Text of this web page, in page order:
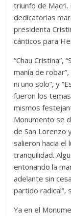
triunfo de
dedicatorias
presidenta
cánticos para
“Chau Cristina”,
manía de
ni uno solo”, y
fueron los
mismos
Monumento se
de San Lorenzo
salieron hacia el
tranquilidad.
entonando la
adelante sin
partido radical”,
Ya en el